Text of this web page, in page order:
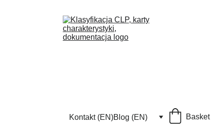
Kontakt (EN)Blog (EN) Basket